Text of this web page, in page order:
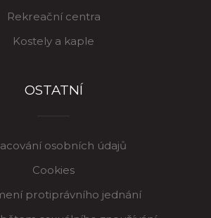
Rekreační centra
Kostely a kaple
OSTATNÍ
osobních údajů
Cookies
protiprávního jednání